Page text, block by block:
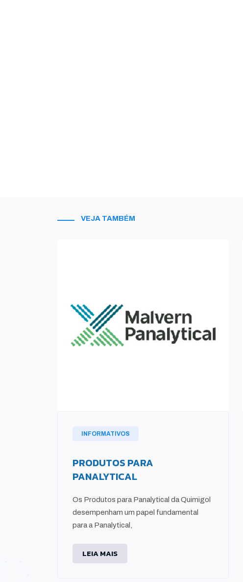
VEJA TAMBÉM
INFORMATIVOS
PRODUTOS PARA
PANALYTICAL
Os Produtos para Panalytical da Quimigol
desempenham um papel fundamental
para a Panalytical,
LEIA MAIS